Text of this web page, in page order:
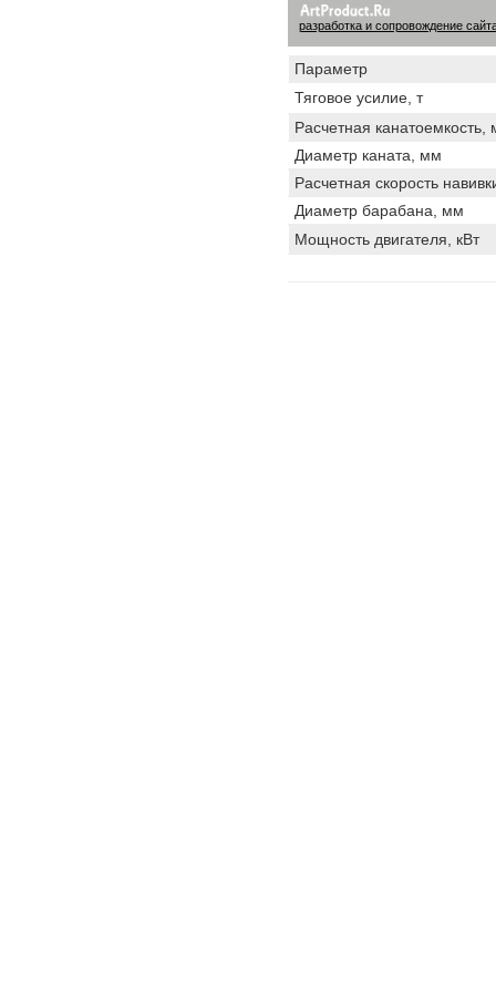
Написать письмо
разработка и сопровождение
Параметр
Тяговое усилие, т
Расчетная канатоемкость,
Диаметр каната, мм
Расчетная скорость
Диаметр барабана, мм
Мощность двигателя, кВт